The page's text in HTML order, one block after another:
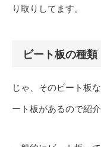
り取りしてます。
ビート板の種類
じゃ、そのビート板
ート板があるので紹介